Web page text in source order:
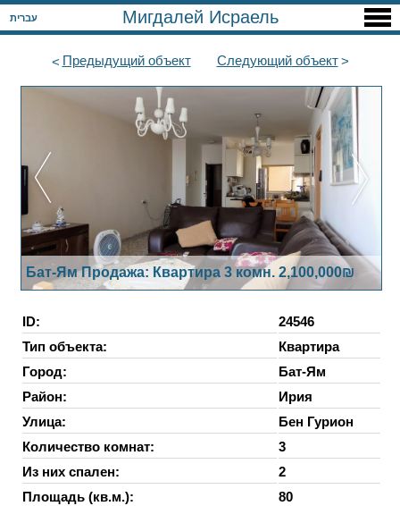
עברית Мигдалей Исраель
Предыдущийобъект Следующийобъект
Бат-Ям Продажа: Квартира 3 комн. 2,100,000₪
ID:
24546
Тип объекта:
Квартира
Город:
Бат-Ям
Район:
Ирия
Улица:
Бен Гурион
Количество комнат:
3
Из них спален:
2
Площадь (кв.м.):
80